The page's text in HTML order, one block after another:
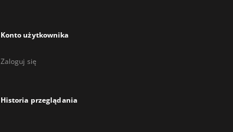
Konto użytkownika
Zaloguj się
Historia przeglądania